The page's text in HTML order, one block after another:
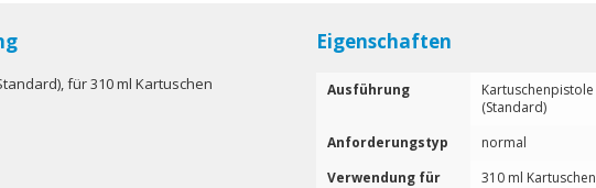
für 310 ml Kartuschen
Eigenschaften
Ausführung
Kartuschenpistole
(Standard)
Anforderungstyp
normal
Verwendung für
310 ml Kartuschen